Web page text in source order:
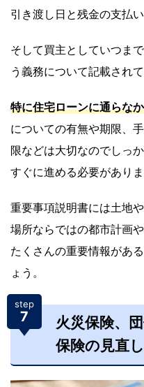
引き渡し日と残金の支払
そして買主としていつま
う義務について記載されて
特に住宅ローンに通らな
についての有無や期限、
限などは大切なのでしっ
すぐに進める必要がありま
重要事項説明書には土地
場所ならではの都市計画
たくさんの重要情報があ
ょう。
step
7
火災保険、
保険の見直し